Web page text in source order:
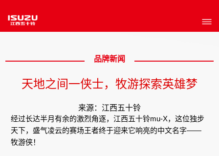
品牌新闻
天地之间一侠士，牧游探索英雄梦
来源：江西五十铃
经过长达半月有余的激烈角逐，江西五十铃mu-X，这位独步
天下，盛气凌云的赛场王者终于迎来它响亮的中文名字——
牧游侠！